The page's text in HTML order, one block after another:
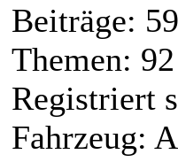
Beiträge:
Themen: 92
Registriert
Fahrzeug: